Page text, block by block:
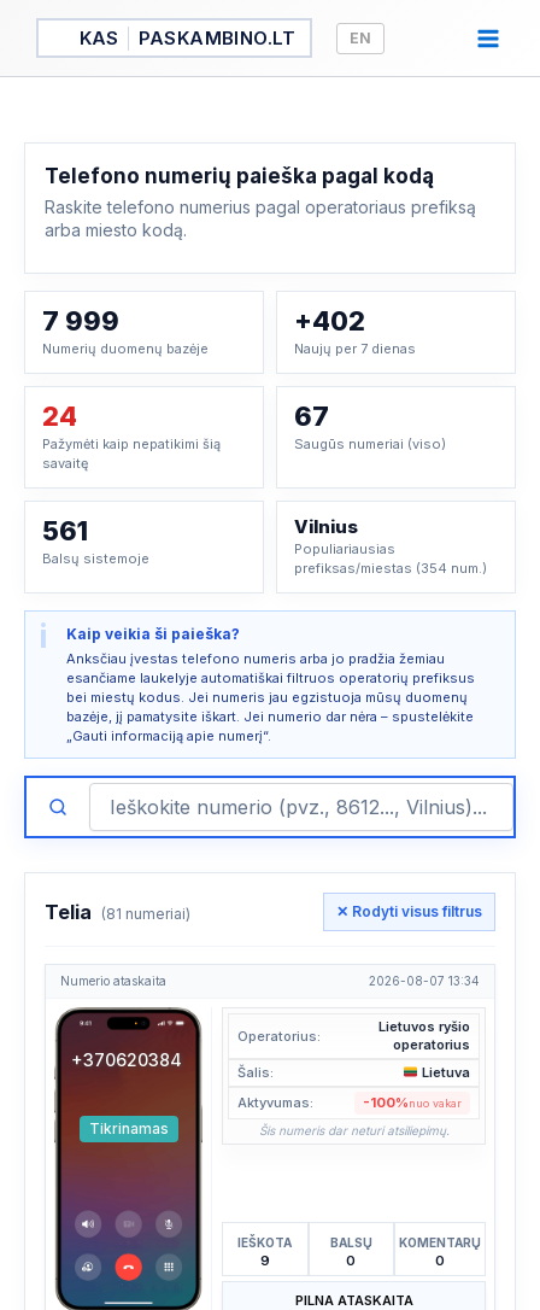
Pereiti
turinio
KAS PASKAMBINO.LT EN
Telefono numerių paieška pagal kodą
Raskite telefono numerius pagal operatoriaus prefiksą
arba miesto kodą.
7 999
Numerių duomenų bazėje
+402
Naujų per 7 dienas
24
Pažymėti kaip nepatikimi šią
savaitę
67
Saugūs numeriai (viso)
561
Balsų sistemoje
Vilnius
Populiariausias
prefiksas/miestas (354 num.)
i Kaip veikia ši paieška?
Anksčiau įvestas telefono numeris arba jo pradžia žemiau
esančiame laukelyje automatiškai filtruos operatorių prefiksus
bei miestų kodus. Jei numeris jau egzistuoja mūsų duomenų
bazėje, jį pamatysite iškart. Jei numerio dar nėra – spustelėkite
„Gauti informaciją apie numerį“.
Telia (81 numeriai) ✕ Rodyti visus filtrus
Numerio ataskaita 2026-08-07 13:34
+370620384
Tikrinamas
Operatorius:
Lietuvos ryšio
operatorius
Šalis:
Lietuva
Aktyvumas:
-100%nuo vakar
Šis numeris dar neturi atsiliepimų.
IEŠKOTA
9
BALSŲ
0
KOMENTARŲ
0
PILNA ATASKAITA